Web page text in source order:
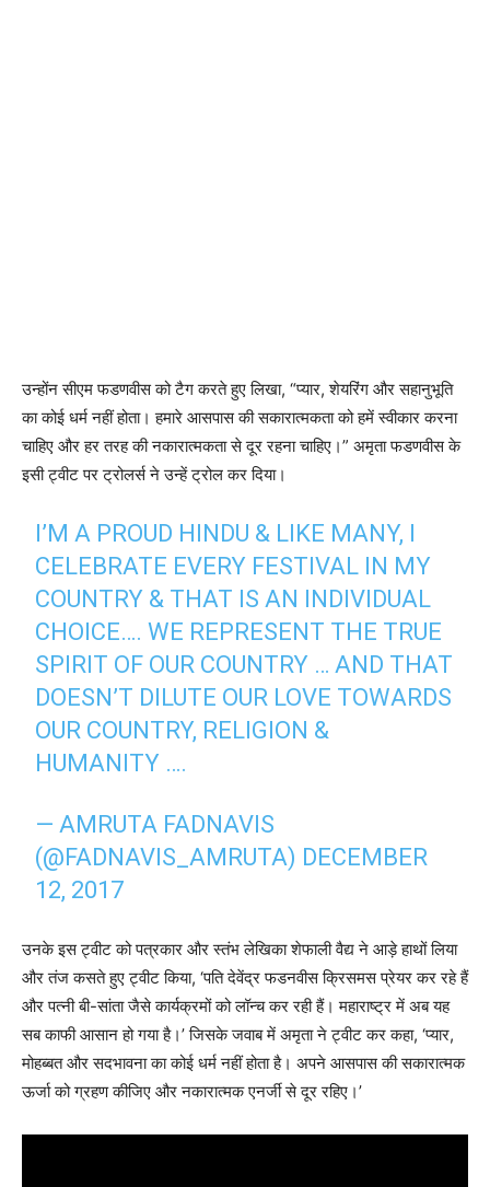
उन्होंन सीएम फडणवीस को टैग करते हुए लिखा, “प्यार, शेयरिंग और सहानुभूति
का कोई धर्म नहीं होता। हमारे आसपास की सकारात्मकता को हमें स्वीकार करना
चाहिए और हर तरह की नकारात्मकता से दूर रहना चाहिए।” अमृता फडणवीस के
इसी ट्वीट पर ट्रोलर्स ने उन्हें ट्रोल कर दिया।
I’M A PROUD HINDU & LIKE MANY, I
CELEBRATE EVERY FESTIVAL IN MY
COUNTRY & THAT IS AN INDIVIDUAL
CHOICE…. WE REPRESENT THE TRUE
SPIRIT OF OUR COUNTRY … AND THAT
DOESN’T DILUTE OUR LOVE TOWARDS
OUR COUNTRY, RELIGION &
HUMANITY ….
— AMRUTA FADNAVIS
(@FADNAVIS_AMRUTA) DECEMBER
12, 2017
उनके इस ट्वीट को पत्रकार और स्तंभ लेखिका शेफाली वैद्य ने आड़े हाथों लिया
और तंज कसते हुए ट्वीट किया, ‘पति देवेंद्र फडनवीस क्रिसमस प्रेयर कर रहे हैं
और पत्नी बी-सांता जैसे कार्यक्रमों को लॉन्च कर रही हैं। महाराष्ट्र में अब यह
सब काफी आसान हो गया है।’ जिसके जवाब में अमृता ने ट्वीट कर कहा, ‘प्यार,
मोहब्बत और सदभावना का कोई धर्म नहीं होता है। अपने आसपास की सकारात्मक
ऊर्जा को ग्रहण कीजिए और नकारात्मक एनर्जी से दूर रहिए।’